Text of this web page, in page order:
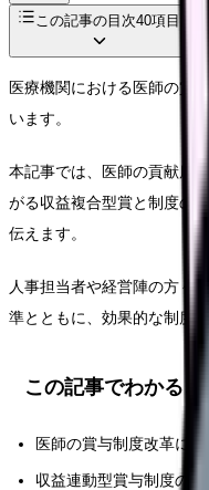
この記事の目次40項目
医療機関における医師の賞
います。
本記事では、医師の貢献度
がる収益複合型賞と制度の
伝えます。
人事担当者や経営陣の方々
準とともに、効果的な制度
この記事でわかるこ
医師の賞与制度改革に
収益連動型賞与制度の